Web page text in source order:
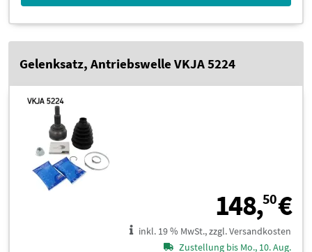
Gelenksatz, Antriebswelle VKJA 5224
148,50€
inkl. 19 % MwSt., zzgl. Versandkosten
Zustellung bis Mo., 10. Aug.